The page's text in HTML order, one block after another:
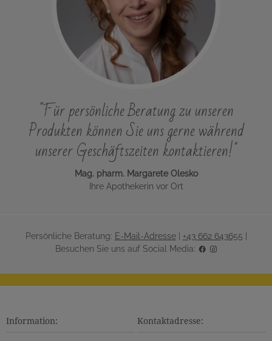
"Für persönliche Beratung zu unseren
Produkten können Sie uns gerne während
unserer Geschäftszeiten kontaktieren!"
Mag. pharm. Margarete Olesko
Ihre Apothekerin vor Ort
Persönliche Beratung: E-Mail-Adresse| +43 662 643655
Besuchen Sie uns auf Social Media:
Information: Kontaktadresse: